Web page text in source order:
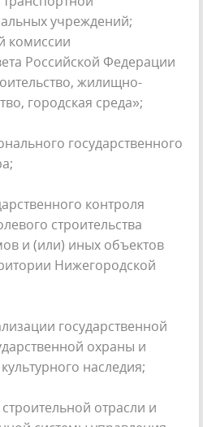
учреждений;
комиссии
Российской Федерации
жилищно-
городская среда»;
государственного
контроля
строительства
и (или) иных объектов
Нижегородской
государственной
охраны и
наследия;
отрасли и